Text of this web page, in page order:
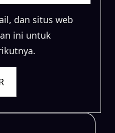
dan situs web
ini untuk